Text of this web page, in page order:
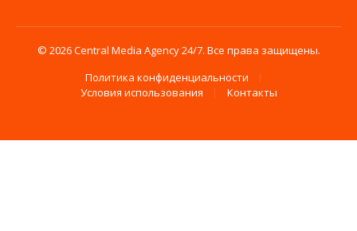
© 2026 Central Media Agency 24/7. Все права защищены.
Политика конфиденциальности
Условия использования
Контакты